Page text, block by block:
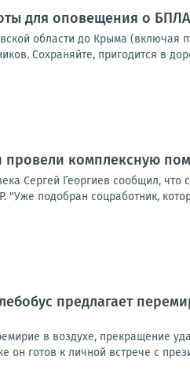
для оповещения о
области до Крыма (включая
Сохраняйте, пригодится в
провели комплексную
Сергей Георгиев сообщил, что
"Уже подобран соцработник,
предлагает
в воздухе, прекращение
он готов к личной встрече с